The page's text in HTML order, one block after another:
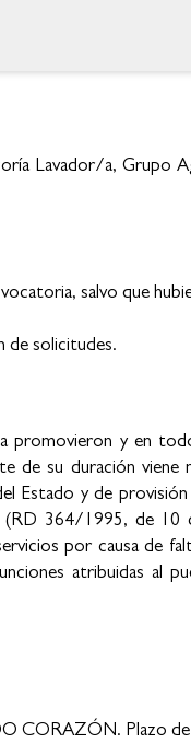
Lavador/a, Grupo
salvo que
de solicitudes.
promovieron y en
de su duración viene
Estado y de
(RD 364/1995, de 10
por causa de
atribuidas al
CORAZÓN. Plazo de